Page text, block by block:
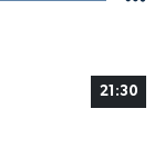
21:30